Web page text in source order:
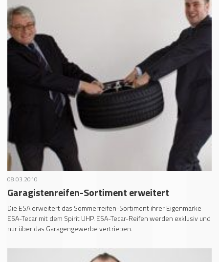
08.03.2010
Garagistenreifen-Sortiment erweitert
Die ESA erweitert das Sommerreifen-Sortiment ihrer Eigenmarke
ESA-Tecar mit dem Spirit UHP. ESA-Tecar-Reifen werden exklusiv und
nur über das Garagengewerbe vertrieben.